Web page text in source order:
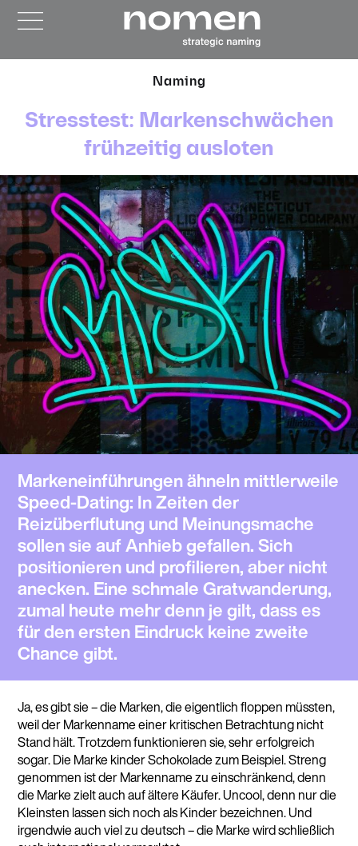
Naming
Stresstest: Markenschwächen
frühzeitig ausloten
Markeneinführungen ähneln mittlerweile
Speed-Dating: In Zeiten der
Reizüberflutung und Meinungsmache
sollen sie auf Anhieb gefallen. Sich
positionieren und profilieren, aber nicht
anecken. Eine schmale Gratwanderung,
zumal heute mehr denn je gilt, dass es
für den ersten Eindruck keine zweite
Chance gibt.
Ja, es gibt sie – die Marken, die eigentlich floppen müssten,
weil der Markenname einer kritischen Betrachtung nicht
Stand hält. Trotzdem funktionieren sie, sehr erfolgreich
sogar. Die Marke kinder Schokolade zum Beispiel. Streng
genommen ist der Markenname zu einschränkend, denn
die Marke zielt auch auf ältere Käufer. Uncool, denn nur die
Kleinsten lassen sich noch als Kinder bezeichnen. Und
irgendwie auch viel zu deutsch – die Marke wird schließlich